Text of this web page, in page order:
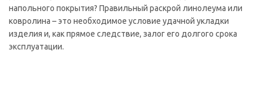
напольного покрытия? Правильный раскрой линолеума или
ковролина – это необходимое условие удачной укладки
изделия и, как прямое следствие, залог его долгого срока
эксплуатации.